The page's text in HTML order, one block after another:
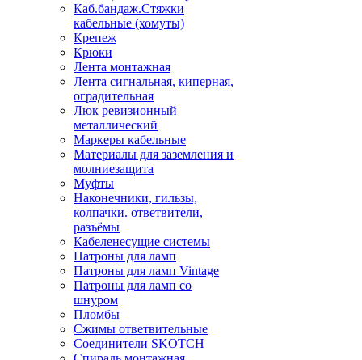
Каб.бандаж.Стяжки
кабельные (хомуты)
Крепеж
Крюки
Лента монтажная
Лента сигнальная, киперная,
оградительная
Люк ревизионный
металлический
Маркеры кабельные
Материалы для заземления и
молниезащита
Муфты
Наконечники, гильзы,
колпачки. ответвители,
разъёмы
Кабеленесущие системы
Патроны для ламп
Патроны для ламп Vintage
Патроны для ламп со
шнуром
Пломбы
Сжимы ответвительные
Соединители SKOTCH